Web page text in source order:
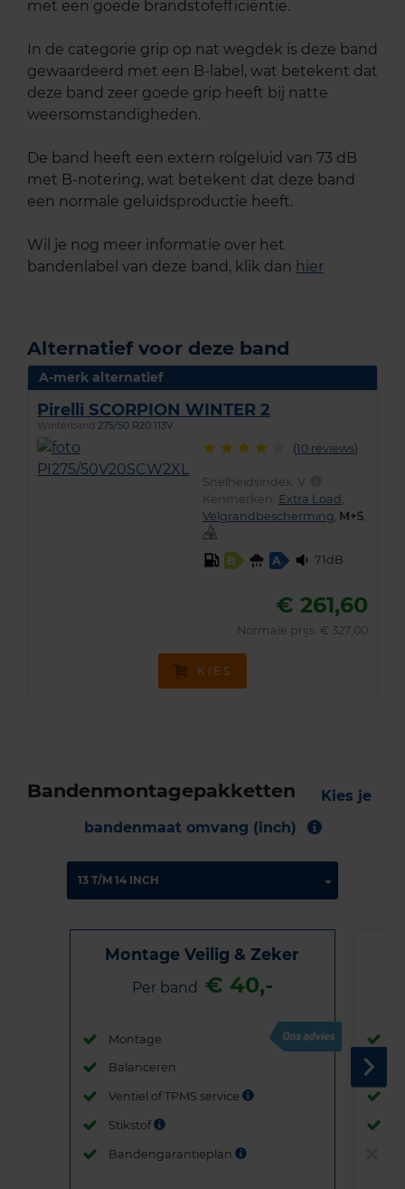
met een goede brandstofefficiëntie.
In de categorie grip op nat wegdek is deze band
gewaardeerd met een B-label, wat betekent dat
deze band zeer goede grip heeft bij natte
weersomstandigheden.
De band heeft een extern rolgeluid van 73 dB
met B-notering, wat betekent dat deze band
een normale geluidsproductie heeft.
Wil je nog meer informatie over het
bandenlabel van deze band, klik dan hier
Alternatief voor deze band
A-merk alternatief
Pirelli SCORPION WINTER 2
Winterband 275/50 R20 113V
(10 reviews)
Snelheidsindex: V
Kenmerken: Extra Load
Velgrandbescherming
B A 71dB
€ 261,60
Normale prijs: € 327,00
KIES
Bandenmontagepakketten
Kies je
bandenmaat omvang (inch)
Montage Veilig & Zeker
Per band € 40,-
Montage
Balanceren
Ventiel of TPMS service
Stikstof
Bandengarantieplan